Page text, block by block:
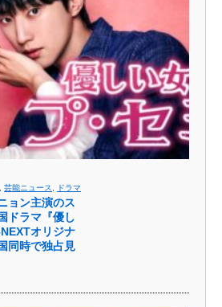
芸能ニュース ドラマ
ョン主演のス
ドラマ『優し
オリジナ
同時で独占見